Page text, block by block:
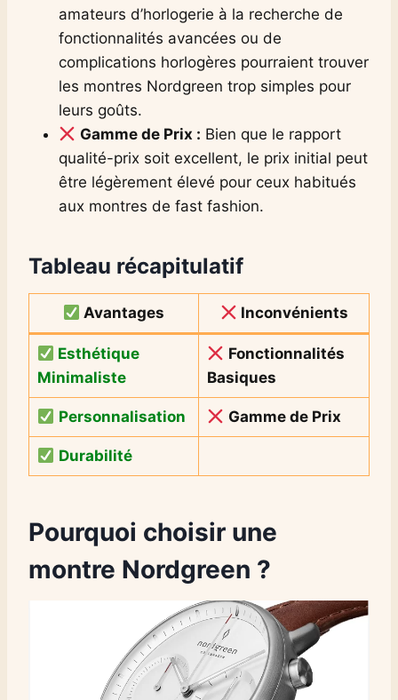
amateurs d’horlogerie à la recherche de
fonctionnalités avancées ou de
complications horlogères pourraient trouver
les montres Nordgreen trop simples pour
leurs goûts.
Gamme de Prix : Bien que le rapport
qualité-prix soit excellent, le prix initial peut
être légèrement élevé pour ceux habitués
aux montres de fast fashion.
Tableau récapitulatif
Avantages Inconvénients
Esthétique
Minimaliste
Fonctionnalités
Basiques
Personnalisation Gamme de Prix
Durabilité
Pourquoi choisir une
montre Nordgreen ?